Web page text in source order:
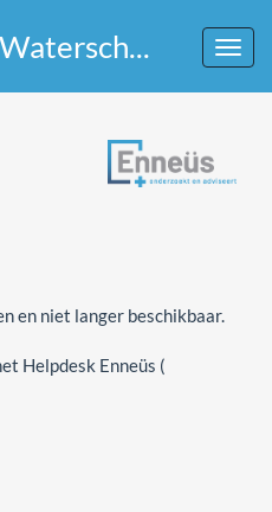
Dienstverlening Waterschap Hollandse Delta 2025 - Agrariërs
en niet langer beschikbaar.
Helpdesk Enneüs (